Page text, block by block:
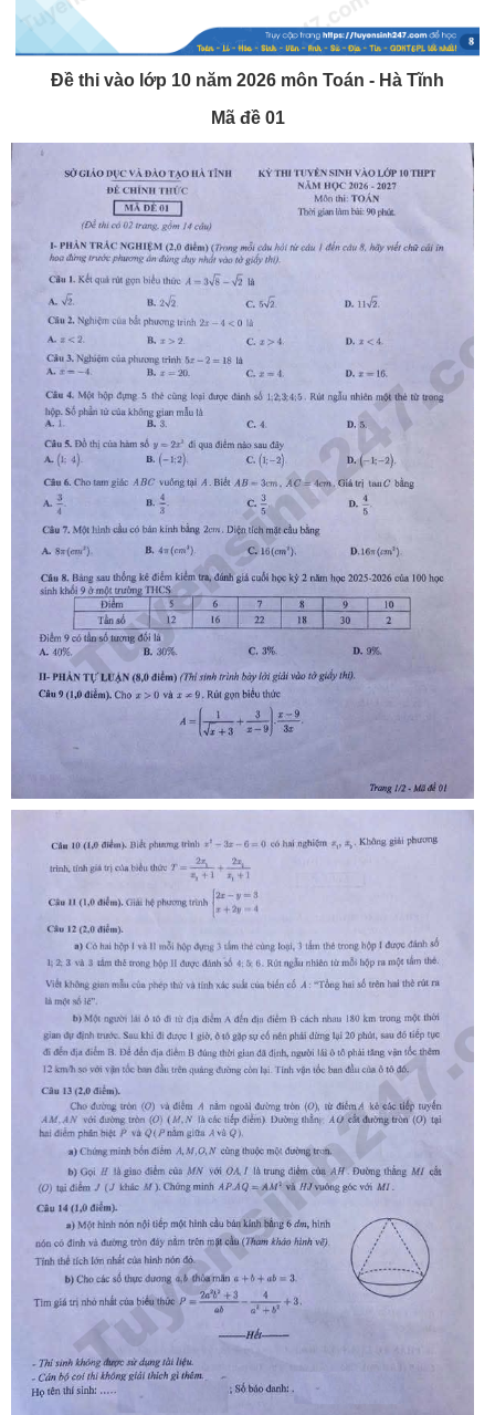
Đề thi vào lớp 10 năm 2026 môn Toán - Hà Tĩnh
Mã đề 01